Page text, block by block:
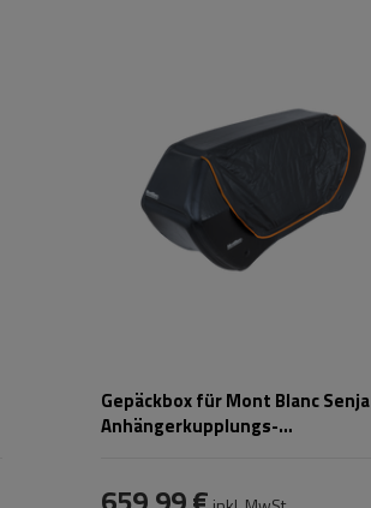
Gepäckbox für Mont Blanc Senja
Anhängerkupplungs-
nie